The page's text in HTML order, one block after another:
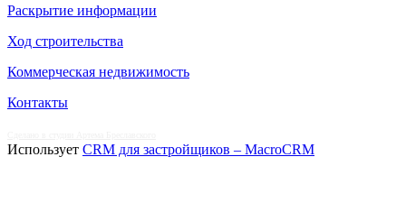
Раскрытие информации
Ход строительства
Коммерческая недвижимость
Контакты
Использует CRM для застройщиков – MacroCRM